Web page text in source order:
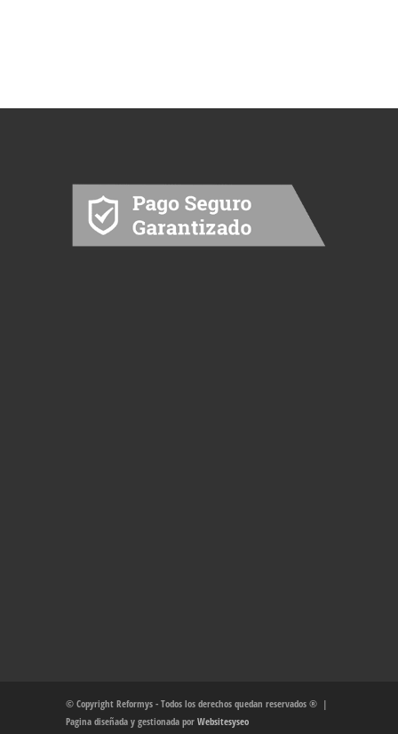
© Copyright Reformys - Todos los derechos quedan reservados ® |
Pagina diseñada y gestionada por Websitesyseo